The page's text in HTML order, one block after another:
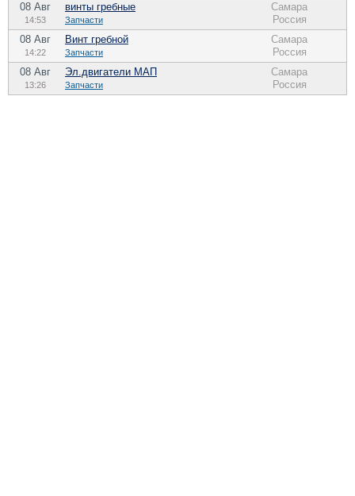
08 Авг
14:53
винты гребные
Запчасти
Самара
Россия
08 Авг
14:22
Винт гребной
Запчасти
Самара
Россия
08 Авг
13:26
Эл.двигатели МАП
Запчасти
Самара
Россия